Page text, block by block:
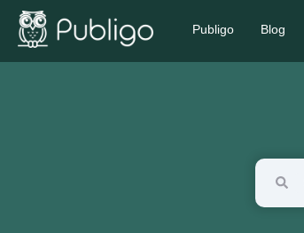
Publigo Blog